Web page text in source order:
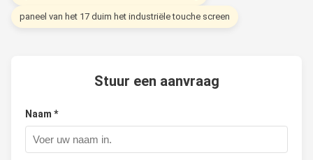
paneel van het 17 duim het industriële touche screen
Stuur een aanvraag
Naam *